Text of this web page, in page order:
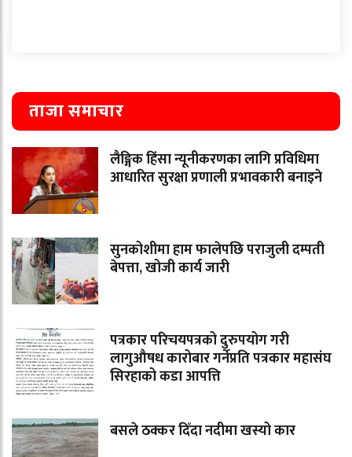
ताजा समाचार
लैङ्गिक हिंसा न्यूनीकरणका लागि प्रविधिमा
आधारित सुरक्षा प्रणाली प्रभावकारी बनाइने
सुनकोशीमा हाम फालेपछि पराजुली दम्पती
बेपत्ता, खोजी कार्य जारी
पत्रकार परिचयपत्रको दुरुपयोग गरी
लागुऔषध कारोबार गर्नेप्रति पत्रकार महासंघ
सिरहाको कडा आपत्ति
बसले ठक्कर दिँदा नदीमा खस्यो कार